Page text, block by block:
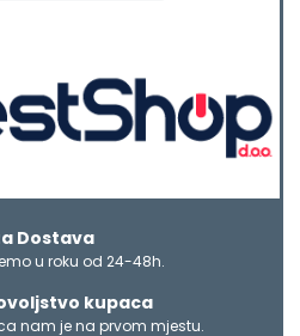
Dostava
u roku od 24-48h.
kupaca
nam je na prvom mjestu.